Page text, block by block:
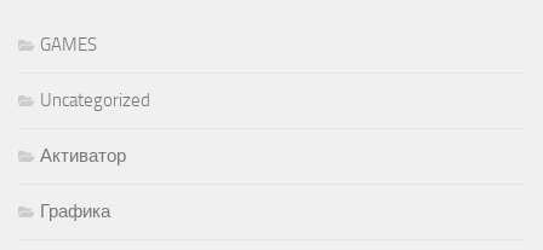
GAMES
Uncategorized
Активатор
Графика